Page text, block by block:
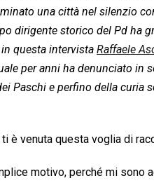
y
L
i
n
k
n
t
una città nel silenzio
dirigente storico del Pd ha
questa intervista Raffaele
per anni ha denunciato in
Paschi e perfino della curia
è venuta questa voglia di
motivo, perché mi sono